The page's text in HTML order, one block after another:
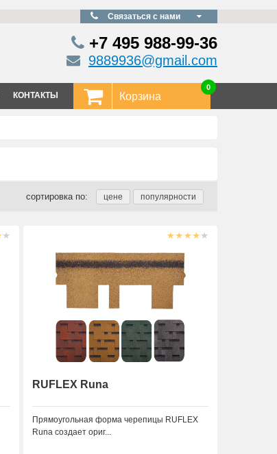
Связаться с нами
+7 495 988-99-36
9889936@gmail.com
КОНТАКТЫ Корзина
0
сортировка по:
RUFLEX Runa
Прямоугольная форма черепицы RUFLEX
Runa создает ориг...